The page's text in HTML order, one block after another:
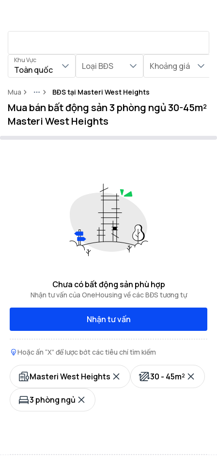
Khu Vực
Toàn quốc Loại BĐS Khoảng giá
Mua MoreBĐS tại Masteri West Heights
Mua bán bất động sản 3 phòng ngủ 30-45m²
Masteri West Heights
Chưa có bất động sản phù hợp
Nhận tư vấn của OneHousing về các BĐS tương tự
Nhận tư vấn
Hoặc ấn “X” để lược bớt các tiêu chí tìm kiếm
Masteri West Heights 30 - 45m²
3 phòng ngủ